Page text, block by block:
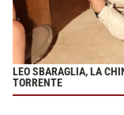
LEO SBARAGLIA, LA
TORRENTE